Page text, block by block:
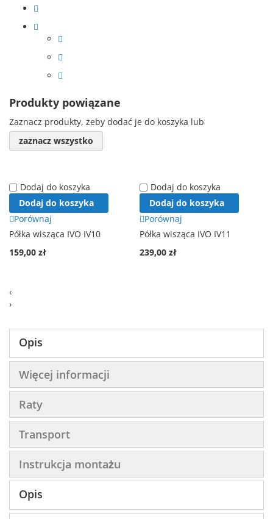
Produkty powiązane
Zaznacz produkty, żeby dodać je do koszyka lub
zaznacz wszystko
Dodaj do koszyka
Dodaj do koszyka
Porównaj
Półka wisząca IVO IV10
159,00 zł
Dodaj do koszyka
Dodaj do koszyka
Porównaj
Półka wisząca IVO IV11
239,00 zł
‹
›
Opis
Więcej informacji
Raty
Transport
Instrukcja montażu
Opis